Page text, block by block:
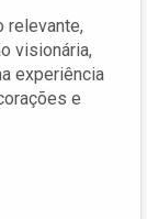
relevante,
visionária,
experiência
e